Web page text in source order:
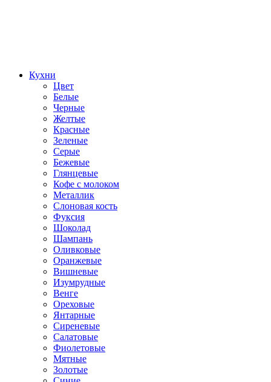
Кухни
Цвет
Белые
Черные
Желтые
Красные
Зеленые
Серые
Бежевые
Глянцевые
Кофе с молоком
Металлик
Слоновая кость
Фуксия
Шоколад
Шампань
Оливковые
Оранжевые
Вишневые
Изумрудные
Венге
Ореховые
Янтарные
Сиреневые
Салатовые
Фиолетовые
Мятные
Золотые